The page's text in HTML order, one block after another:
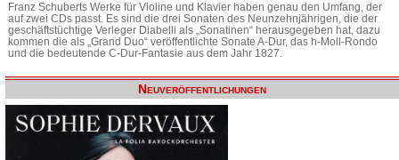
Franz Schuberts Werke für Violine und Klavier haben genau den Umfang, der
auf zwei CDs passt. Es sind die drei Sonaten des Neunzehnjährigen, die der
geschäftstüchtige Verleger Diabelli als „Sonatinen“ herausgegeben hat, dazu
kommen die als „Grand Duo“ veröffentlichte Sonate A-Dur, das h-Moll-Rondo
und die bedeutende C-Dur-Fantasie aus dem Jahr 1827.
Neuveröffentlichungen